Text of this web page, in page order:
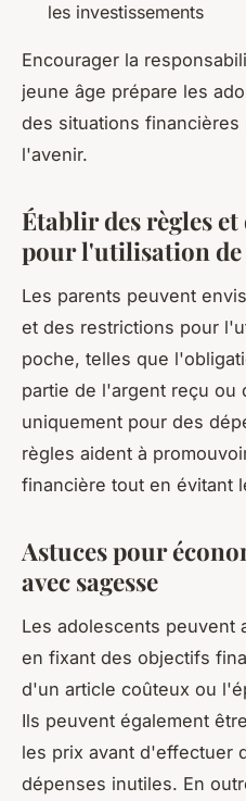
les investissements
Encourager la
jeune âge prépare les
des situations financières
l'avenir.
Établir des règles
pour l'utilisation de
Les parents peuvent
et des restrictions pour
poche, telles que
partie de l'argent reçu ou
uniquement pour des
règles aident à
financière tout en évitant
Astuces pour
avec sagesse
Les adolescents peuvent
en fixant des objectifs
d'un article coûteux ou
Ils peuvent également
les prix avant d'effectuer
dépenses inutiles. En